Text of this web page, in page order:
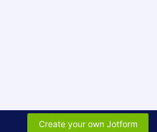
Create your own Jotform